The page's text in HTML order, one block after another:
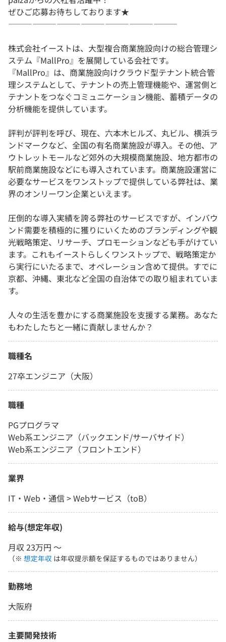
ぜひご応募お待ちしております★
―――――――――――――――――――――
株式会社イーストは、大型複合商業施設向けの総合管理シ
ステム『MallPro』を展開している会社です。
『MallPro』は、商業施設向けクラウド型テナント統合管
理システムとして、テナントの売上管理機能や、運営側と
テナントをつなぐコミュニケーション機能、蓄積データの
分析機能を提供しています。
評判が評判を呼び、現在、六本木ヒルズ、丸ビル、横浜ラ
ンドマークなど、全国の有名商業施設が導入。その他、ア
ウトレットモールなど郊外の大規模商業施設、地方都市の
駅前商業施設などにも導入されています。商業施設運営に
必要なサービスをワンストップで提供している弊社は、業
界のオンリーワン企業といえます。
圧倒的な導入実績を誇る弊社のサービスですが、インバウ
ンド需要を積極的に獲りにいくためのブランディングや観
光戦略策定、リサーチ、プロモーションなども手がけてい
ます。これもイーストらしくワンストップで、戦略策定か
ら実行にいたるまで、オペレーション含めて提供。すでに
京都、沖縄、東北など全国の自治体での取り組まれていま
す。
人々の生活を豊かにする商業施設を支援する業務。あなた
もわたしたちと一緒に貢献しませんか？
職種名
27卒エンジニア（大阪）
職種
PGプログラマ
Web系エンジニア（バックエンド/サーバサイド）
Web系エンジニア（フロントエンド）
業界
IT・Web・通信 > Webサービス（toB）
給与(想定年収)
月収 23万円 〜
（※ 想定年収 は年収提示額を保証するものではありません）
勤務地
大阪府
主要開発技術